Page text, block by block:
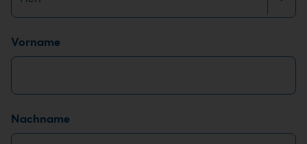
Name*
Vorname
Nachname